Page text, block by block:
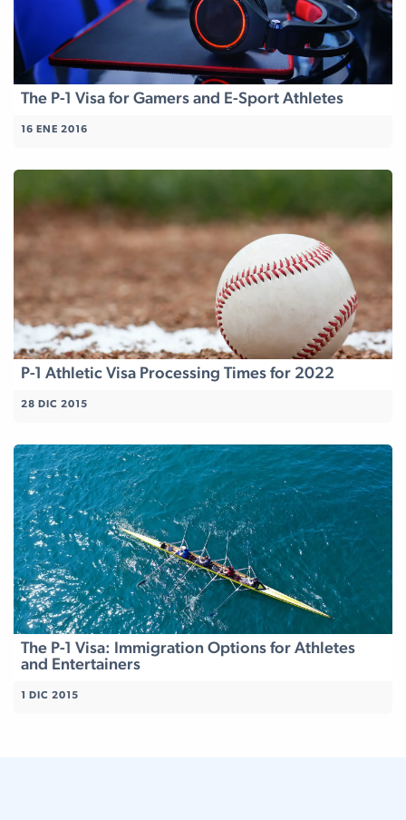
The P-1 Visa for Gamers and E-Sport Athletes
16 ENE 2016
P-1 Athletic Visa Processing Times for 2022
28 DIC 2015
The P-1 Visa: Immigration Options for Athletes
and Entertainers
1 DIC 2015